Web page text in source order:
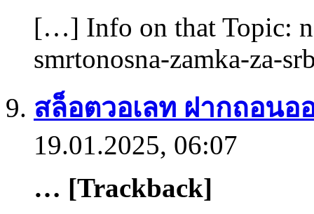
[…] Info on that Topic:
smrtonosna-zamka-za-
สล็อตวอเลท ฝากถอนอ
19.01.2025, 06:07
… [Trackback]